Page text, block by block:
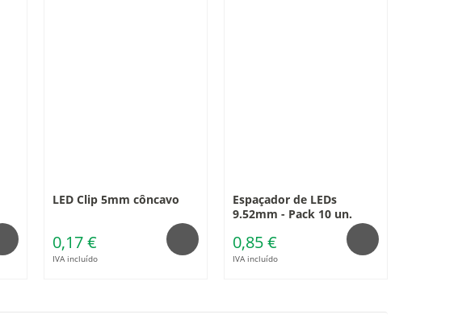
LED Clip 5mm côncavo
0,17 €
IVA incluído
Espaçador de LEDs
9.52mm - Pack 10 un.
0,85 €
IVA incluído